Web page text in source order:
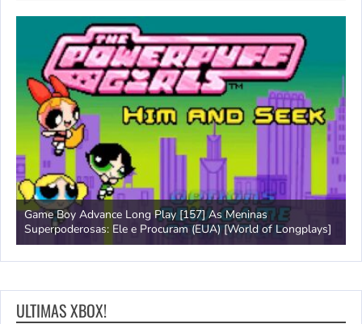
Game Boy Advance Long Play [157] As Meninas
Superpoderosas: Ele e Procuram (EUA) [World of Longplays]
ULTIMAS XBOX!